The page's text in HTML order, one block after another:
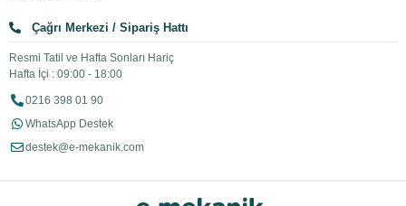
Çağrı Merkezi / Sipariş Hattı
Resmi Tatil ve Hafta Sonları Hariç
Hafta İçi : 09:00 - 18:00
0216 398 01 90
WhatsApp Destek
destek@e-mekanik.com